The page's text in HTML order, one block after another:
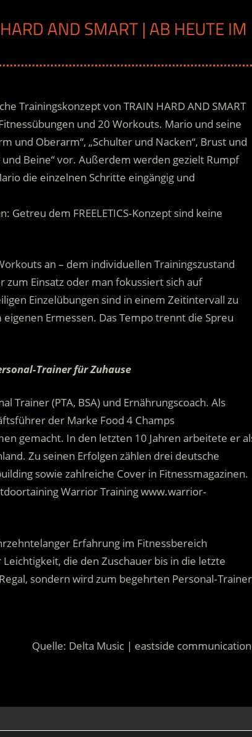
AND SMART | AB HEUTE IM
Trainingskonzept von TRAIN HARD AND SMART
und 20 Workouts. Mario und seine
und Oberarm“, „Schulter und Nacken“, Brust und
Beine“ vor. Außerdem werden gezielt Rumpf
die einzelnen Schritte eingängig und
Getreu dem FREELETICS‐Konzept sind keine
an – dem individuellen Trainingszustand
Einsatz oder man fokussiert sich auf
Einzelübungen sind in einem Zeitintervall zu
Ermessen. Das Tempo trennt die Spreu
für Zuhause
Trainer (PTA, BSA) und Ernährungscoach. Als
der Marke Food 4 Champs
gemacht. In den letzten 10 Jahren arbeitete er
Zu seinen Erfolgen zählen drei deutsche
sowie zahlreiche Cover in Fitnessmagazinen.
Warrior Training www.warrior‐
Erfahrung im Fitnessbereich
die den Zuschauer bis in die letzte
sondern wird zum begehrten
Quelle: Delta Music | eastside